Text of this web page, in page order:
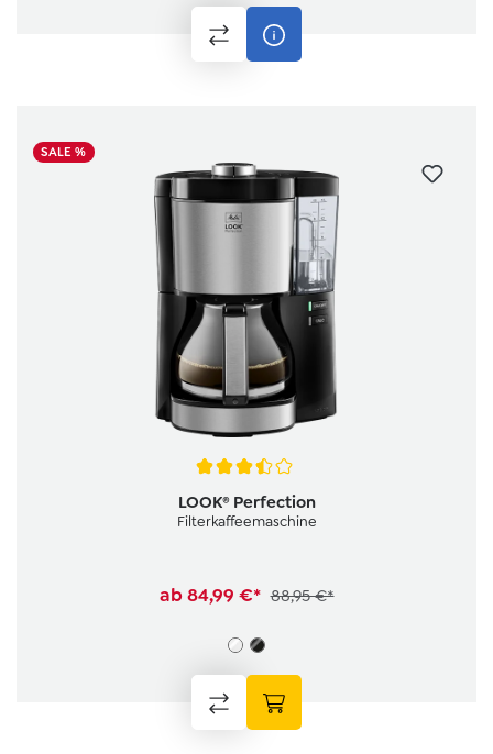
SALE %
Durchschnittliche Bewertung von 3.5 von 5 Sternen
LOOK® Perfection
Filterkaffeemaschine
ab84,99 €* 88,95 €*